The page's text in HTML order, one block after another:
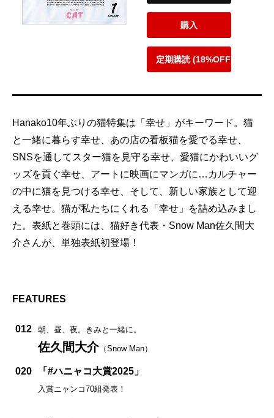
購入
定期購読 (18%OFF)
Hanako10年ぶりの猫特集は「幸せ」がキーワード。猫
と一緒に暮らす幸せ、あの店の看板猫を愛でる幸せ、
SNSを通してスター猫を見守る幸せ、愛猫にかわいいグ
ッズを貢ぐ幸せ、アートに映画にマンガに…カルチャー
の中に猫を見つける幸せ、そして、新しい家族として迎
える幸せ。猫が私たちにくれる「幸せ」を詰め込みまし
た。表紙と巻頭には、猫好き代表・Snow Man佐久間大
介さんが、単独表紙初登場！
FEATURES
012 朝、昼、夜。きみと一緒に。
佐久間大介（Snow Man）
020 「#ハニャコ大賞2025」
入賞ニャンコ70組発表！